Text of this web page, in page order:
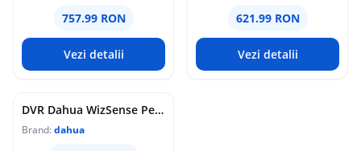
757.99 RON
Vezi detalii
621.99 RON
Vezi detalii
DVR Dahua WizSense Penta-brid, 16 canale, 4K/5MP, AcuPick, SMD Plus, recunoastere faciala, audio bidirectional, HDMI 4K, 2 HDD x 16TB, XVR5216A-4KL-I3/T
Brand:dahua